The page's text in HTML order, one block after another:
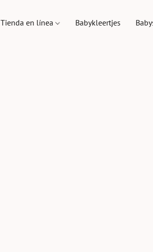
Tienda en línea Babykleertjes